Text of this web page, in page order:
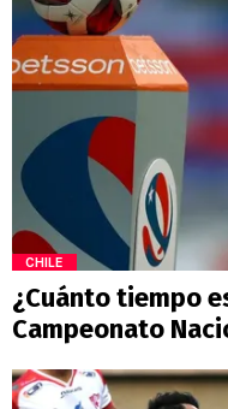
CHILE
¿Cuánto tiempo
Campeonato